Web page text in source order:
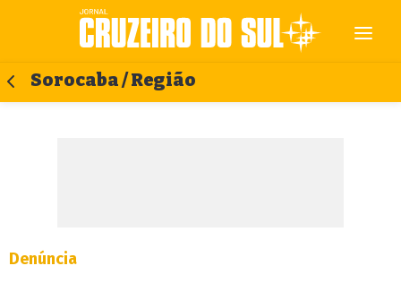
Sorocaba / Região
Denúncia